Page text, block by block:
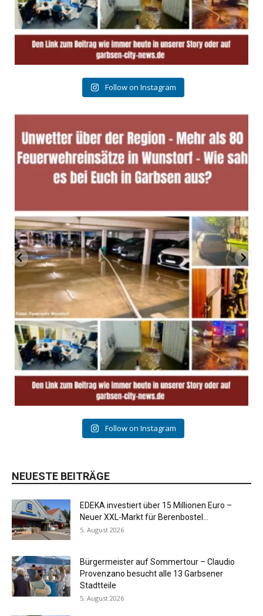
Follow on Instagram
Follow on Instagram
NEUESTE BEITRÄGE
EDEKA investiert über 15 Millionen Euro –
Neuer XXL-Markt für Berenbostel...
5. August 2026
Bürgermeister auf Sommertour – Claudio
Provenzano besucht alle 13 Garbsener
Stadtteile
5. August 2026